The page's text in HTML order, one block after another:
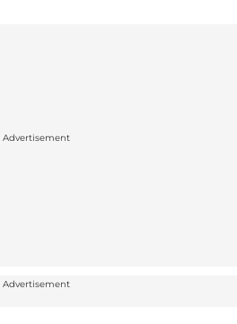
Advertisement
Advertisement